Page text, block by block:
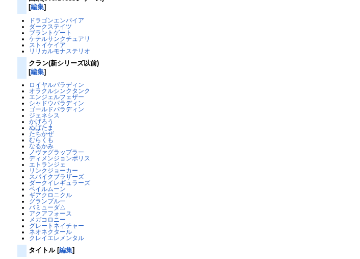
[編集]
ドラゴンエンパイア
ダークステイツ
ブラントゲート
ケテルサンクチュアリ
ストイケイア
リリカルモナステリオ
クラン(新シリーズ以前)
[編集]
ロイヤルパラディン
オラクルシンクタンク
エンジェルフェザー
シャドウパラディン
ゴールドパラディン
ジェネシス
かげろう
ぬばたま
たちかぜ
むらくも
なるかみ
ノヴァグラップラー
ディメンジョンポリス
エトランジェ
リンクジョーカー
スパイクブラザーズ
ダークイレギュラーズ
ペイルムーン
ギアクロニクル
グランブルー
バミューダ△
アクアフォース
メガコロニー
グレートネイチャー
ネオネクタール
クレイエレメンタル
タイトル [編集]